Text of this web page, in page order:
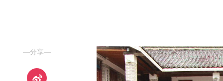
—分享—